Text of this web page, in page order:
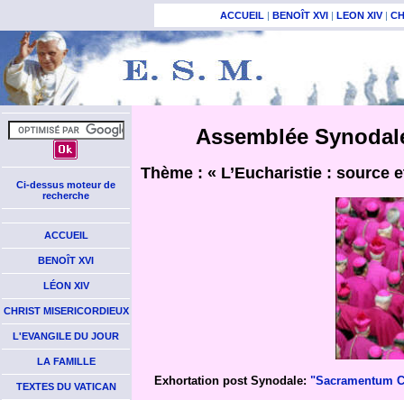
ACCUEIL | BENOÎT XVI | LEON XIV|
Ci-dessus moteur de
recherche
ACCUEIL
BENOÎT XVI
LÉON XIV
CHRIST MISERICORDIEUX
L'EVANGILE DU JOUR
LA FAMILLE
TEXTES DU VATICAN
Assemblée
Thème : « L’Eucharistie : source
Exhortation post Synodale: "Sacramentum